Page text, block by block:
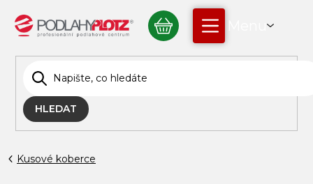
obsah
HLEDAT
NÁKUPNÍ
KOŠÍK
Kusové koberce